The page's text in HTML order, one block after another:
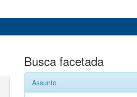
Busca facetada
Assunto